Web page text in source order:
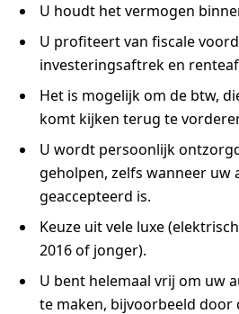
U houdt het vermogen
U profiteert van fiscale
investeringsaftrek en
Het is mogelijk om de btw,
komt kijken terug te
U wordt persoonlijk
geholpen, zelfs wanneer uw
geaccepteerd is.
Keuze uit vele luxe
2016 of jonger).
U bent helemaal vrij om uw
te maken, bijvoorbeeld door